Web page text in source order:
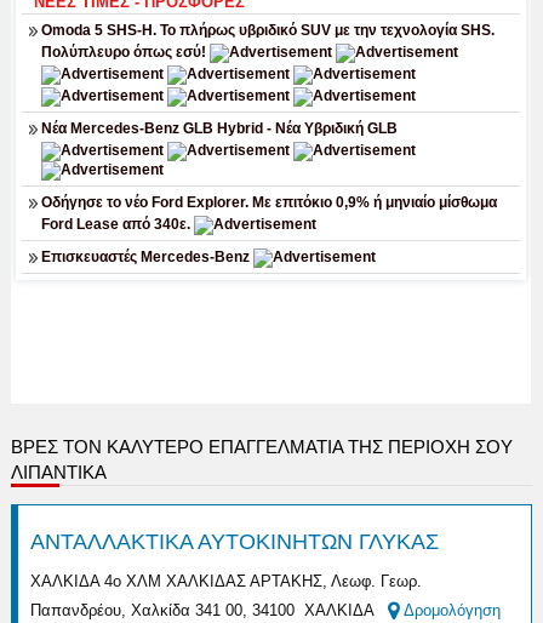
ΒΡΕΣ ΤΟΝ ΚΑΛΎΤΕΡΟ ΕΠΑΓΓΕΛΜΑΤΊΑ ΤΗΣ ΠΕΡΙΟΧΉ ΣΟΥ
ΛΙΠΑΝΤΙΚΑ
ΑΝΤΑΛΛΑΚΤΙΚΑ ΑΥΤΟΚΙΝΗΤΩΝ ΓΛΥΚΑΣ
ΧΑΛΚΙΔΑ 4ο ΧΛΜ ΧΑΛΚΙΔΑΣ ΑΡΤΑΚΗΣ, Λεωφ. Γεωρ.
Παπανδρέου, Χαλκίδα 341 00, 34100 ΧΑΛΚΙΔΑ
Δρομολόγηση